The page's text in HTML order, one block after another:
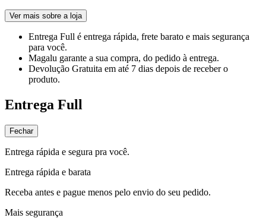
Ver mais sobre a loja
Entrega Full é entrega rápida, frete barato e mais segurança
para você.
Magalu garante a sua compra, do pedido à entrega.
Devolução Gratuita em até 7 dias depois de receber o
produto.
Entrega Full
Fechar
Entrega rápida e segura pra você.
Entrega rápida e barata
Receba antes e pague menos pelo envio do seu pedido.
Mais segurança